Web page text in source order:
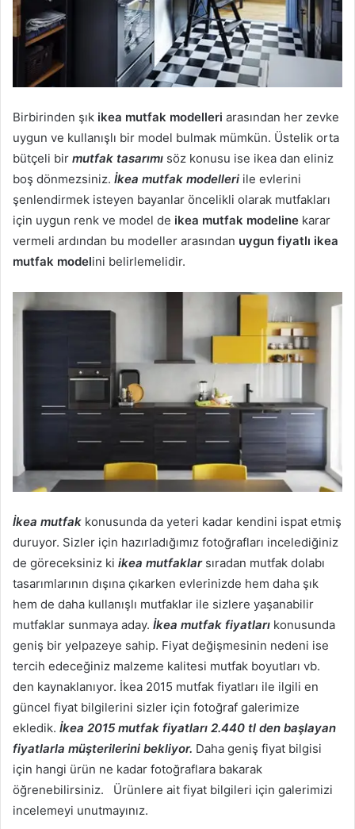
Birbirinden şık ikea mutfak modelleri arasından her zevke
uygun ve kullanışlı bir model bulmak mümkün. Üstelik orta
bütçeli bir mutfak tasarımı söz konusu ise ikea dan eliniz
boş dönmezsiniz. İkea mutfak modelleri ile evlerini
şenlendirmek isteyen bayanlar öncelikli olarak mutfakları
için uygun renk ve model de ikea mutfak modeline karar
vermeli ardından bu modeller arasından uygun fiyatlı ikea
mutfak modelini belirlemelidir.
İkea mutfak konusunda da yeteri kadar kendini ispat etmiş
duruyor. Sizler için hazırladığımız fotoğrafları incelediğiniz
de göreceksiniz ki ikea mutfaklar sıradan mutfak dolabı
tasarımlarının dışına çıkarken evlerinizde hem daha şık
hem de daha kullanışlı mutfaklar ile sizlere yaşanabilir
mutfaklar sunmaya aday. İkea mutfak fiyatları konusunda
geniş bir yelpazeye sahip. Fiyat değişmesinin nedeni ise
tercih edeceğiniz malzeme kalitesi mutfak boyutları vb.
den kaynaklanıyor. İkea 2015 mutfak fiyatları ile ilgili en
güncel fiyat bilgilerini sizler için fotoğraf galerimize
ekledik. İkea 2015 mutfak fiyatları 2.440 tl den başlayan
fiyatlarla müşterilerini bekliyor. Daha geniş fiyat bilgisi
için hangi ürün ne kadar fotoğraflara bakarak
öğrenebilirsiniz. Ürünlere ait fiyat bilgileri için galerimizi
incelemeyi unutmayınız.